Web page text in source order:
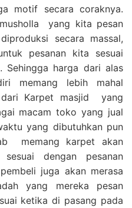
motif secara coraknya.
yang kita pesan
secara massal,
pesanan kita sesuai
Sehingga harga dari alas
memang lebih mahal
Karpet masjid yang
macam toko yang jual
yang dibutuhkan pun
memang karpet akan
sesuai dengan pesanan
juga akan merasa
yang mereka pesan
ketika di pasang pada